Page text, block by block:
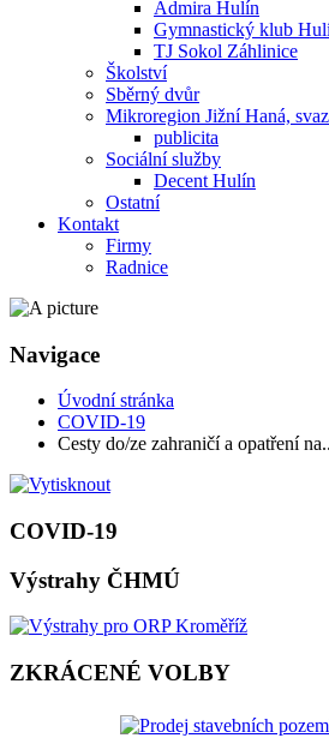
Admira Hulín
Gymnastický klub
TJ Sokol Záhlinice
Školství
Sběrný dvůr
Mikroregion Jižní Haná,
publicita
Sociální služby
Decent Hulín
Ostatní
Kontakt
Firmy
Radnice
Navigace
Úvodní stránka
COVID-19
Cesty do/ze zahraničí a opatření
COVID-19
Výstrahy ČHMÚ
ZKRÁCENÉ VOLBY